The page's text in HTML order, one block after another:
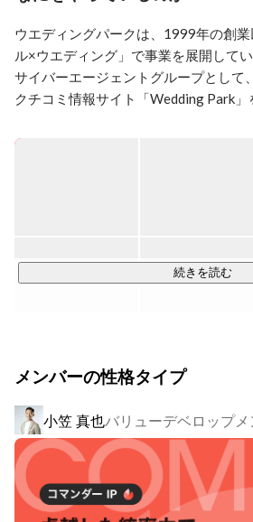
2015年4月入社。
就活時の軸は「わくわくできる業
を前倒しできる会社」の2軸で、
ご縁あってウエディングパークに
ウエディングパークは、1999年の創
ル×ウエディング」で事業を展開してい
サイバーエージェントグループとして
クチコミ情報サイト「Wedding Park
やDXの支援などを行っています。
■フォトウエディング・前撮りのクチコ
「Photorait（フォトレイト）」
■婚約・結婚指輪のクチコミ情報サイ
フ）」
◎デジタルマーケティング支援
■デジタル広告のプランニング、運用
続きを読む
メンバーの性格タイプ
小笠 真也バリューデベロップ